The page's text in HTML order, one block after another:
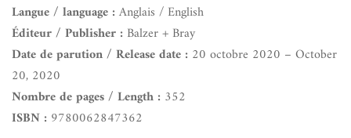
Langue / language :Anglais / English
Éditeur / Publisher : Balzer + Bray
Date de parution / Release date : 20 octobre 2020 – October
20, 2020
Nombre de pages / Length : 352
ISBN : 9780062847362